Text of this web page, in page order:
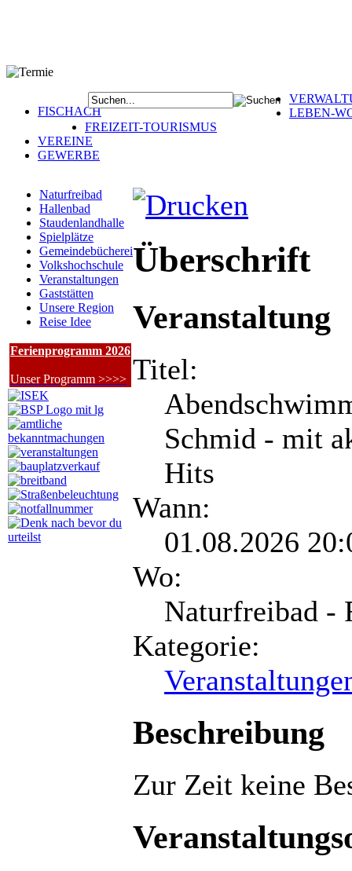
FISCHACH
LEBEN-
FREIZEIT-TOURISMUS
VEREINE
GEWERBE
Naturfreibad
Hallenbad
Staudenlandhalle
Spielplätze
Gemeindebücherei
Volkshochschule
Veranstaltungen
Gaststätten
Unsere Region
Reise Idee
Ferienprogramm 2026
Unser Programm >>>>
Überschrift
Veranstaltung
Titel:
Schmid - mit
Hits
Wann:
01.08.2026
Wo:
Naturfreibad -
Kategorie:
Beschreibung
Zur Zeit keine